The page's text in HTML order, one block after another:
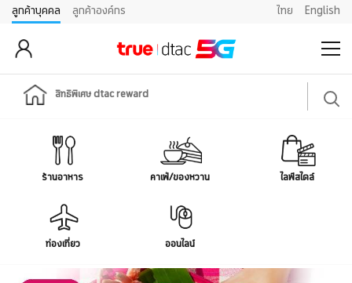
ลูกค้าบุคคล ลูกค้าองค์กร ไทย English
สิทธิพิเศษ dtac reward
ร้านอาหาร คาเฟ่/ของหวาน ไลฟ์สไตล์
ท่องเที่ยว ออนไลน์